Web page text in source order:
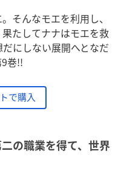
そんなモエを利用し、
たしてナナはモエを救
にしない展開へとなだ
巻!!
で購入
の職業を得て、世界